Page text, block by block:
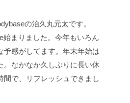
の治久丸元太です。
始まりました。今年もいろん
予感がしてます。年末年始は
。なかなか久しぶりに長い休
間で、リフレッシュできまし